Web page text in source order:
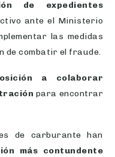
de expedientes
ante el Ministerio
las medidas
de combatir el fraude.
a colaborar
para encontrar
de carburante han
más contundente